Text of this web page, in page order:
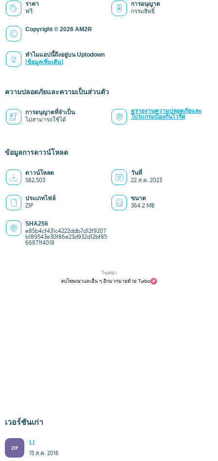
ราคา
ฟรี
การอนุญาต
กรรมสิทธิ์
Copyright © 2026 AM2R
ทำไมแอปนี้ถึงอยู่บน Uptodown
(ข้อมูลเพิ่มเติม)
ความปลอดภัยและความเป็นส่วนตัว
การอนุญาตที่จำเป็น
ไม่สามารถใช้ได้
ดูรายงานความปลอดภัยและ
โปรแกรมป้องกันไวรัส
ข้อมูลการดาวน์โหลด
ดาวน์โหลด
582,503
วันที่
22 ส.ค. 2023
ประเภทไฟล์
ZIP
ขนาด
364.2 MB
SHA256
e85b4cf431c4222ddb7d12f9207
b189543e30f86e23d932d12bf85
66871f4018
โฆษณา
ลบโฆษณาและอื่น ๆ อีกมากมายด้วย Turbo
เวอร์ชันเก่า
ZIP
1.1
15 ส.ค. 2016